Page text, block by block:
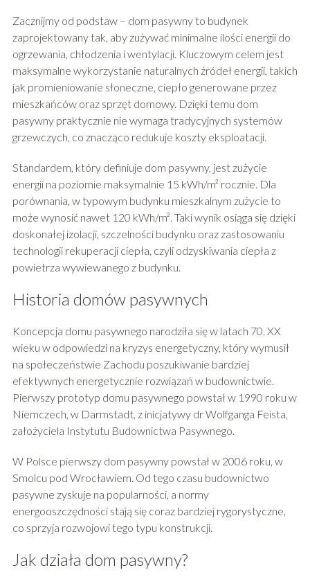
Zacznijmy od podstaw – dom pasywny to budynek
zaprojektowany tak, aby zużywać minimalne ilości energii do
ogrzewania, chłodzenia i wentylacji. Kluczowym celem jest
maksymalne wykorzystanie naturalnych źródeł energii, takich
jak promieniowanie słoneczne, ciepło generowane przez
mieszkańców oraz sprzęt domowy. Dzięki temu dom
pasywny praktycznie nie wymaga tradycyjnych systemów
grzewczych, co znacząco redukuje koszty eksploatacji.
Standardem, który definiuje dom pasywny, jest zużycie
energii na poziomie maksymalnie 15 kWh/m² rocznie. Dla
porównania, w typowym budynku mieszkalnym zużycie to
może wynosić nawet 120 kWh/m². Taki wynik osiąga się dzięki
doskonałej izolacji, szczelności budynku oraz zastosowaniu
technologii rekuperacji ciepła, czyli odzyskiwania ciepła z
powietrza wywiewanego z budynku.
Historia domów pasywnych
Koncepcja domu pasywnego narodziła się w latach 70. XX
wieku w odpowiedzi na kryzys energetyczny, który wymusił
na społeczeństwie Zachodu poszukiwanie bardziej
efektywnych energetycznie rozwiązań w budownictwie.
Pierwszy prototyp domu pasywnego powstał w 1990 roku w
Niemczech, w Darmstadt, z inicjatywy dr Wolfganga Feista,
założyciela Instytutu Budownictwa Pasywnego.
W Polsce pierwszy dom pasywny powstał w 2006 roku, w
Smolcu pod Wrocławiem. Od tego czasu budownictwo
pasywne zyskuje na popularności, a normy
energooszczędności stają się coraz bardziej rygorystyczne,
co sprzyja rozwojowi tego typu konstrukcji.
Jak działa dom pasywny?